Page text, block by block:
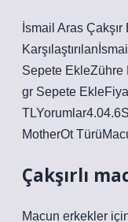
İsmail Aras
Sepete EkleZühre
gr Sepete
MotherOt
Çakşırlı
Macun erkekler